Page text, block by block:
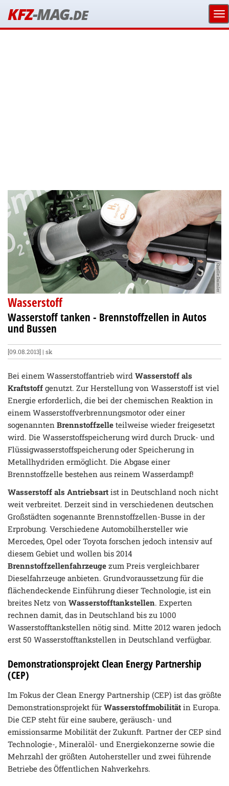
KFZ-MAG.DE
Quelle:Daimler
Wasserstoff
Wasserstoff tanken - Brennstoffzellen in Autos
und Bussen
[09.08.2013] | sk
Bei einem Wasserstoffantrieb wird Wasserstoff als
Kraftstoff genutzt. Zur Herstellung von Wasserstoff ist viel
Energie erforderlich, die bei der chemischen Reaktion in
einem Wasserstoffverbrennungsmotor oder einer
sogenannten Brennstoffzelle teilweise wieder freigesetzt
wird. Die Wasserstoffspeicherung wird durch Druck- und
Flüssigwasserstoffspeicherung oder Speicherung in
Metallhydriden ermöglicht. Die Abgase einer
Brennstoffzelle bestehen aus reinem Wasserdampf!
Wasserstoff als Antriebsart ist in Deutschland noch nicht
weit verbreitet. Derzeit sind in verschiedenen deutschen
Großstädten sogenannte Brennstoffzellen-Busse in der
Erprobung. Verschiedene Automobilhersteller wie
Mercedes, Opel oder Toyota forschen jedoch intensiv auf
diesem Gebiet und wollen bis 2014
Brennstoffzellenfahrzeuge zum Preis vergleichbarer
Dieselfahrzeuge anbieten. Grundvoraussetzung für die
flächendeckende Einführung dieser Technologie, ist ein
breites Netz von Wasserstofftankstellen. Experten
rechnen damit, das in Deutschland bis zu 1000
Wasserstofftankstellen nötig sind. Mitte 2012 waren jedoch
erst 50 Wasserstofftankstellen in Deutschland verfügbar.
Demonstrationsprojekt Clean Energy Partnership
(CEP)
Im Fokus der Clean Energy Partnership (CEP) ist das größte
Demonstrationsprojekt für Wasserstoffmobilität in Europa.
Die CEP steht für eine saubere, geräusch- und
emissionsarme Mobilität der Zukunft. Partner der CEP sind
Technologie-, Mineralöl- und Energiekonzerne sowie die
Mehrzahl der größten Autohersteller und zwei führende
Betriebe des Öffentlichen Nahverkehrs.